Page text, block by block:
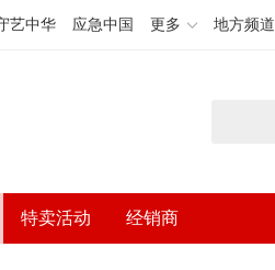
艺中华 应急中国 更多 地方频道
特卖活动 经销商